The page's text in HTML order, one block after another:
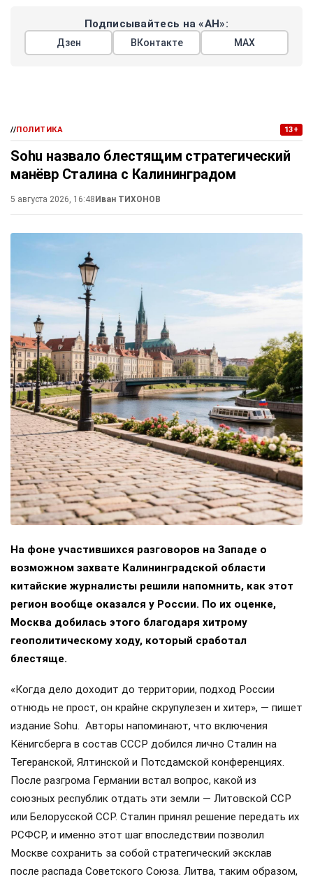
Подписывайтесь на «АН»:
Дзен ВКонтакте МАХ
//ПОЛИТИКА 13+
Sohu назвало блестящим стратегический
манёвр Сталина с Калининградом
5 августа 2026, 16:48 Иван ТИХОНОВ
На фоне участившихся разговоров на Западе о
возможном захвате Калининградской области
китайские журналисты решили напомнить, как этот
регион вообще оказался у России. По их оценке,
Москва добилась этого благодаря хитрому
геополитическому ходу, который сработал
блестяще.
«Когда дело доходит до территории, подход России
отнюдь не прост, он крайне скрупулезен и хитер», — пишет
издание Sohu. Авторы напоминают, что включения
Кёнигсберга в состав СССР добился лично Сталин на
Тегеранской, Ялтинской и Потсдамской конференциях.
После разгрома Германии встал вопрос, какой из
союзных республик отдать эти земли — Литовской ССР
или Белорусской ССР. Сталин принял решение передать их
РСФСР, и именно этот шаг впоследствии позволил
Москве сохранить за собой стратегический эксклав
после распада Советского Союза. Литва, таким образом,